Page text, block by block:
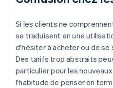
Si les clients ne
se traduisent en une
d'hésiter à acheter ou de se
Des tarifs trop abstraits
particulier pour les
l'habitude de penser en